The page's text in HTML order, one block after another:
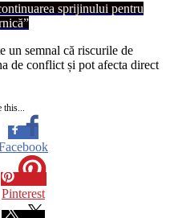
sprijinului pentru
un semnal că riscurile de
de conflict și pot afecta direct
Pinterest